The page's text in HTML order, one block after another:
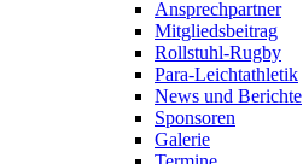
Ansprechpartner
Mitgliedsbeitrag
Rollstuhl-Rugby
Para-Leichtathletik
News und Berichte
Sponsoren
Galerie